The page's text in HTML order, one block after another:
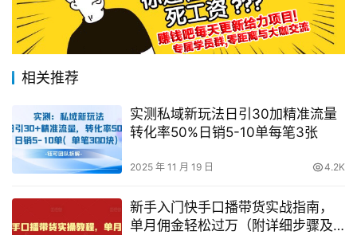
相关推荐
实测私域新玩法日引30加精准流量
转化率50%日销5-10单每笔3张
2025 年 11 月 19 日 4.2K
新手入门快手口播带货实战指南，
单月佣金轻松过万（附详细步骤及